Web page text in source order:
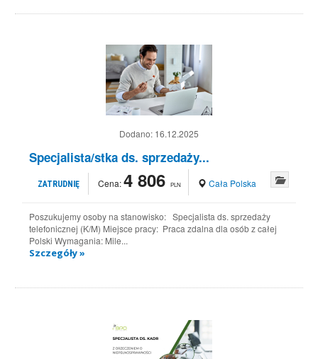
Dodano: 16.12.2025
Specjalista/stka ds. sprzedaży...
ZATRUDNIĘ Cena:4 806 PLN Cała Polska
Poszukujemy osoby na stanowisko: Specjalista ds. sprzedaży
telefonicznej (K/M) Miejsce pracy: Praca zdalna dla osób z całej
Polski Wymagania: Mile...
Szczegóły »